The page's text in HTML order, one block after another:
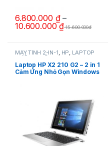
6.800.000 ₫–
10.600.000₫15.600.000đ
Sản phẩm này có nhiều
MÁY TÍNH 2-IN-1, HP, LAPTOP
DƯỚI 8 TRIỆU
Laptop HP X2 210 G2 – 2 in 1
Cảm Ứng Nhỏ Gọn Windows